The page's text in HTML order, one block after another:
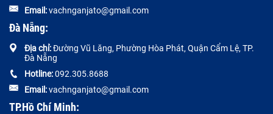
Email:vachnganjato@gmail.com
Đà Nẵng:
Địa chỉ:Đường Vũ Lăng, Phường Hòa Phát, Quận Cẩm Lệ, TP.
Đà Nẵng
Hotline:092.305.8688
Email:vachnganjato@gmail.com
TP.Hồ Chí Minh: